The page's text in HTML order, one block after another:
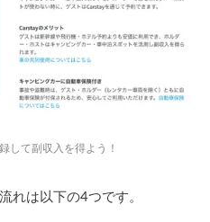
して副収入を得よう！
れは以下の4つです。